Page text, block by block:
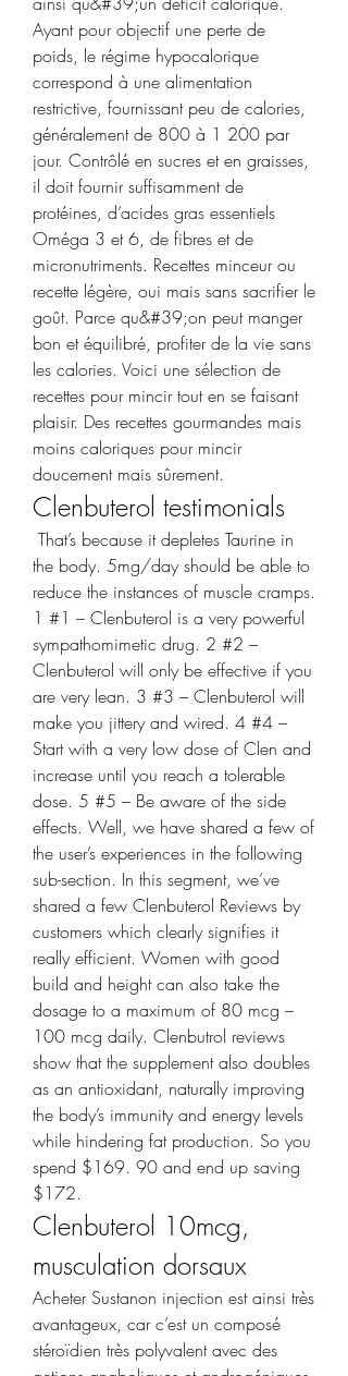
Ayant pour objectif une perte de
poids, le régime hypocalorique
correspond à une alimentation
restrictive, fournissant peu de calories,
généralement de 800 à 1 200 par
jour. Contrôlé en sucres et en graisses,
il doit fournir suffisamment de
protéines, d’acides gras essentiels
Oméga 3 et 6, de fibres et de
micronutriments. Recettes minceur ou
recette légère, oui mais sans sacrifier le
goût. Parce qu&#39;on peut manger
bon et équilibré, profiter de la vie sans
les calories. Voici une sélection de
recettes pour mincir tout en se faisant
plaisir. Des recettes gourmandes mais
moins caloriques pour mincir
doucement mais sûrement.
Clenbuterol testimonials
the body. 5mg/day should be able to
reduce the instances of muscle cramps.
1 #1 – Clenbuterol is a very powerful
sympathomimetic drug. 2 #2 –
Clenbuterol will only be effective if you
are very lean. 3 #3 – Clenbuterol will
make you jittery and wired. 4 #4 –
Start with a very low dose of Clen and
increase until you reach a tolerable
dose. 5 #5 – Be aware of the side
effects. Well, we have shared a few of
the user’s experiences in the following
sub-section. In this segment, we’ve
shared a few Clenbuterol Reviews by
customers which clearly signifies it
really efficient. Women with good
build and height can also take the
dosage to a maximum of 80 mcg –
100 mcg daily. Clenbutrol reviews
show that the supplement also doubles
as an antioxidant, naturally improving
the body’s immunity and energy levels
while hindering fat production. So you
spend $169. 90 and end up saving
$172.
Clenbuterol 10mcg,
musculation dorsaux
Acheter Sustanon injection est ainsi très
avantageux, car c’est un composé
stéroïdien très polyvalent avec des